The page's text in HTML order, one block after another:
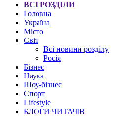
ВСІ РОЗДІЛИ
Головна
Україна
Місто
Світ
Всі новини розділу
Росія
Бізнес
Наука
Шоу-бізнес
Спорт
Lifestyle
БЛОГИ ЧИТАЧІВ